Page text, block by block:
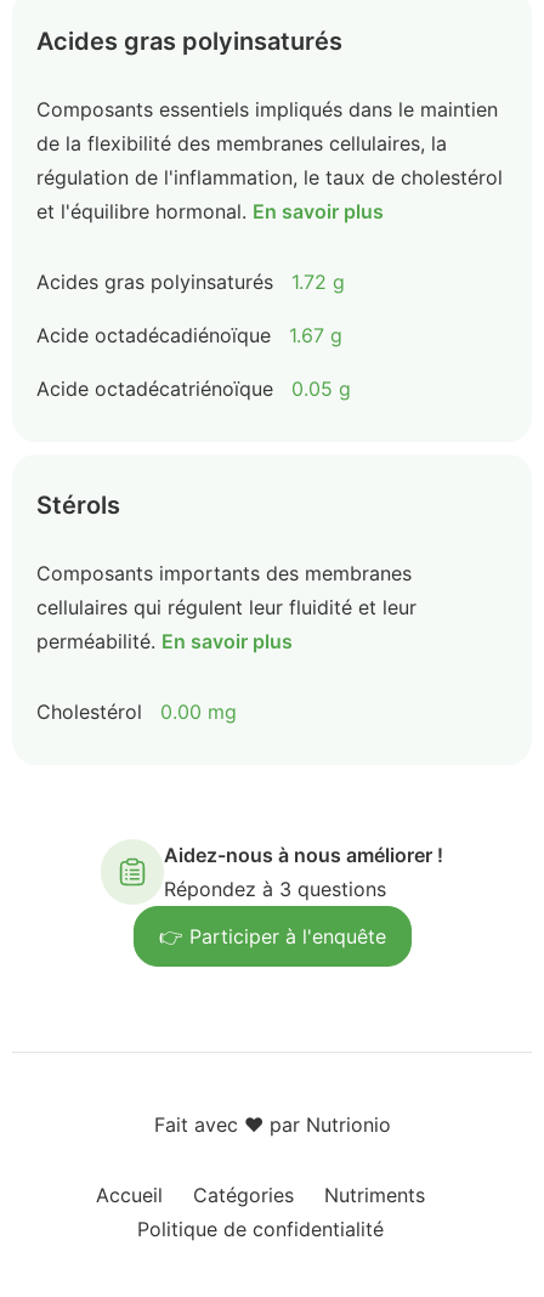
Acides gras polyinsaturés
Composants essentiels impliqués dans le maintien
de la flexibilité des membranes cellulaires, la
régulation de l'inflammation, le taux de cholestérol
et l'équilibre hormonal. En savoir plus
Acides gras polyinsaturés 1.72 g
Acide octadécadiénoïque 1.67 g
Acide octadécatriénoïque 0.05 g
Stérols
Composants importants des membranes
cellulaires qui régulent leur fluidité et leur
perméabilité. En savoir plus
Cholestérol 0.00 mg
Aidez-nous à nous améliorer !
Répondez à 3 questions
👉 Participer à l'enquête
Fait avec ❤️ par Nutrionio
Accueil Catégories
Nutriments
Politique de confidentialité